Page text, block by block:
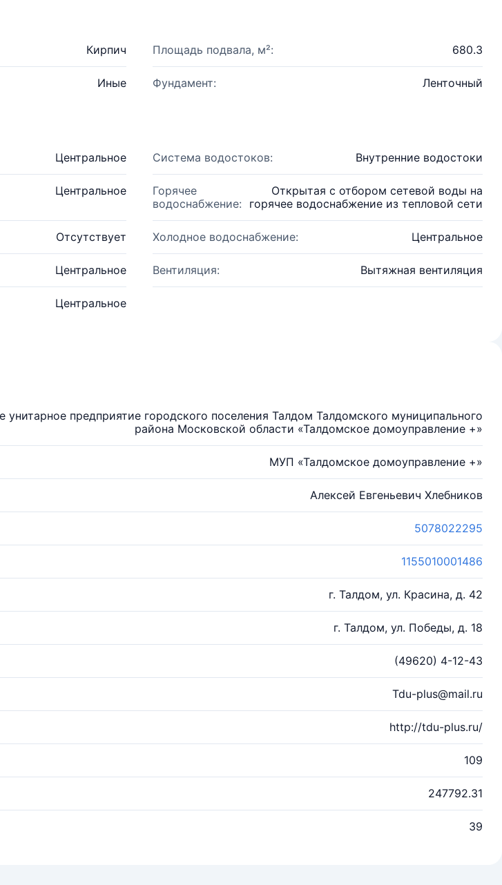
Кирпич Площадь подвала, м²: 680.3
Иные Фундамент: Ленточный
Центральное Система водостоков: Внутренние водостоки
Центральное
Горячее
водоснабжение:
Открытая с отбором сетевой воды на
горячее водоснабжение из тепловой сети
Отсутствует Холодное водоснабжение: Центральное
Центральное Вентиляция: Вытяжная вентиляция
Центральное
унитарное предприятие городского поселения Талдом Талдомского муниципального
района Московской области «Талдомское домоуправление +»
МУП «Талдомское домоуправление +»
Алексей Евгеньевич Хлебников
5078022295
1155010001486
г. Талдом, ул. Красина, д. 42
г. Талдом, ул. Победы, д. 18
(49620) 4-12-43
Tdu-plus@mail.ru
http://tdu-plus.ru/
109
247792.31
39